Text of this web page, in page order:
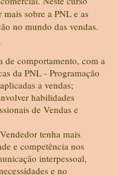
sobre a PNL e as
no mundo das vendas.
de comportamento, com a
da PNL - Programação
a vendas;
habilidades
de Vendas e
tenha mais
e competência nos
interpessoal,
e no